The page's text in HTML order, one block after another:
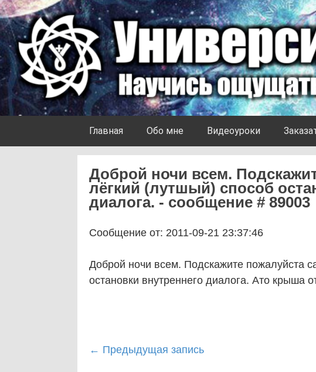
Университет Ноосферы
Главная Обо мне Видеоуроки
Доброй ночи всем.
лёгкий (лутшый) способ
диалога. - сообщение # 89003
Сообщение от: 2011-09-21 23:37:46
Доброй ночи всем. Подскажите пожалуйста
остановки внутреннего диалога. Ато крыша
Post
← Предыдущая запись